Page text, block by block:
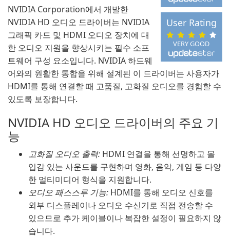
VERY GOOD
User Rating
NVIDIA Corporation에서 개발한
NVIDIA HD 오디오 드라이버는 NVIDIA
그래픽 카드 및 HDMI 오디오 장치에 대
한 오디오 지원을 향상시키는 필수 소프
트웨어 구성 요소입니다. NVIDIA 하드웨
어와의 원활한 통합을 위해 설계된 이 드라이버는 사용자가
HDMI를 통해 연결할 때 고품질, 고화질 오디오를 경험할 수
있도록 보장합니다.
NVIDIA HD 오디오 드라이버의 주요 기
능
고화질 오디오 출력: HDMI 연결을 통해 선명하고 몰
입감 있는 사운드를 구현하며 영화, 음악, 게임 등 다양
한 멀티미디어 형식을 지원합니다.
오디오 패스스루 기능: HDMI를 통해 오디오 신호를
외부 디스플레이나 오디오 수신기로 직접 전송할 수
있으므로 추가 케이블이나 복잡한 설정이 필요하지 않
습니다.